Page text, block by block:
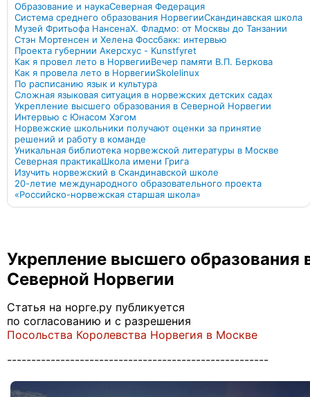
Образование и наукаСеверная Федерация
Система среднего образования НорвегииСкандинавская школа
Музей Фритьофа НансенаХ. Фладмо: от Москвы до Танзании
Стэн Мортенсен и Хелена Фоссбакк: интервью
Проекта губернии Акерсхус - Kunstfyret
Как я провел лето в НорвегииВечер памяти В.П. Беркова
Как я провелa лето в НорвегииSkolelinux
По расписанию язык и культура
Сложная языковая ситуация в норвежских детских садах
Укрепление высшего образования в Северной Норвегии
Интервью с Юнасом Хэгом
Норвежские школьники получают оценки за принятие
решений и работу в команде
Уникальная библиотека норвежской литературы в Москве
Северная практикаШкола имени Грига
Изучить норвежский в Скандинавской школе
20-летие международного образовательного проекта
«Российско-норвежская старшая школа»
Укрепление высшего образования
Северной Норвегии
Статья на норге.ру публикуется
по согласованию и с разрешения
Посольства Королевства Норвегия в Москве
------------------------------------------------------